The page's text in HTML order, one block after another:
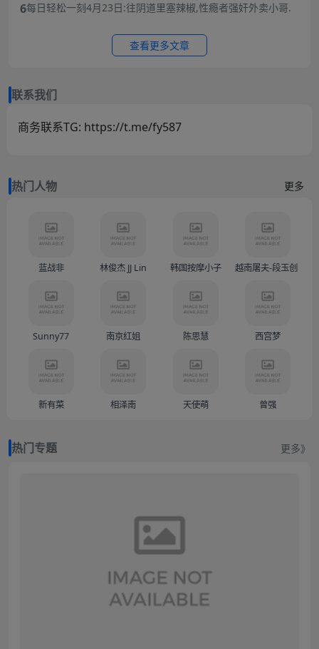
6每日轻松一刻4月23日:往阴道里塞辣椒,性瘾者强奸外卖小哥.
查看更多文章
联系我们
商务联系TG: https://t.me/fy587
热门人物 更多
蓝战非 林俊杰 JJ Lin 韩国按摩小子 越南屠夫-段玉创（
Sunny77 南京红姐 陈思慧 西宫梦
新有菜 相泽南 天使萌 曾强
热门专题 更多》